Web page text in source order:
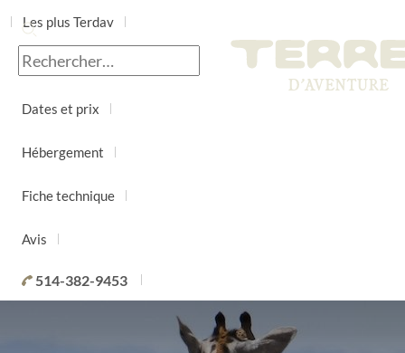
Les plus Terdav
Jour par jour
Dates et prix
Hébergement
Fiche technique
Avis
514-382-9453